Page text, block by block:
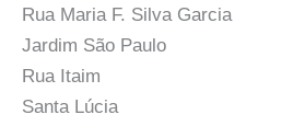
Rua Maria F. Silva Garcia
Jardim São Paulo
Rua Itaim
Santa Lúcia